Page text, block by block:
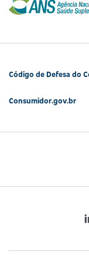
Código de Defesa do
Consumidor.gov.br